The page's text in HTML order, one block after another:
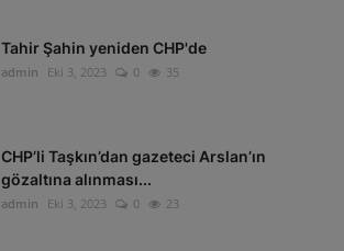
Tahir Şahin yeniden CHP'de
admin Eki 3, 2023 0 35
CHP’li Taşkın’dan gazeteci Arslan’ın
gözaltına alınması...
admin Eki 3, 2023 0 23